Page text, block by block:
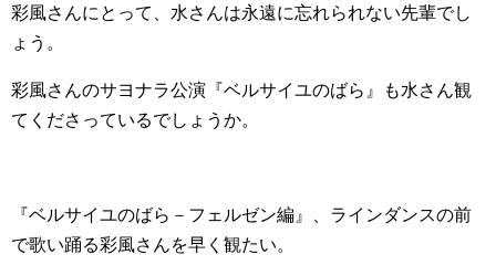
彩風さんにとって、水さんは永遠に忘れられない先輩でし
ょう。
彩風さんのサヨナラ公演『ベルサイユのばら』も水さん観
てくださっているでしょうか。
『ベルサイユのばら－フェルゼン編』、ラインダンスの前
で歌い踊る彩風さんを早く観たい。